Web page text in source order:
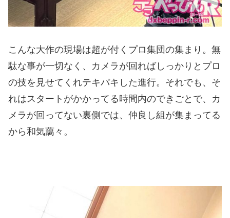
こんな大作の現場は超が付くプロ集団の集まり。無
駄な事が一切なく、カメラが回ればしっかりとプロ
の技を見せてくれテキパキした進行。それでも、そ
れはスタートがかかってる時間内のできごとで、カ
メラが回ってない裏側では、仲良し組が集まってる
から和気藹々。